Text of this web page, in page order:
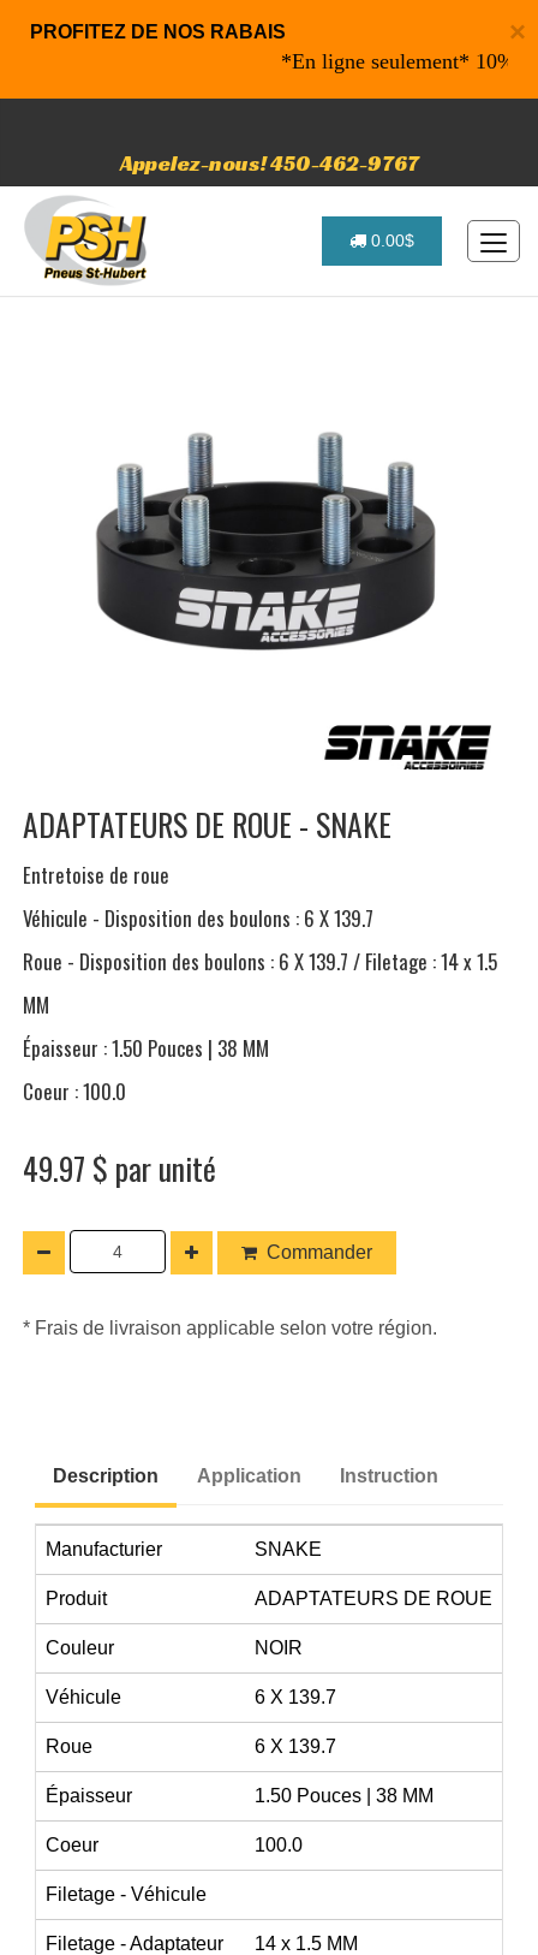
×
PROFITEZ DE NOS RABAIS
*En ligne seulement* 10% de
Appelez-nous! 450-462-9767
0.00$
ADAPTATEURS DE ROUE - SNAKE
Entretoise de roue
Véhicule - Disposition des boulons : 6 X 139.7
Roue - Disposition des boulons : 6 X 139.7 / Filetage : 14 x 1.5
MM
Épaisseur : 1.50 Pouces | 38 MM
Coeur : 100.0
49.97 $ par unité
Commander
* Frais de livraison applicable selon votre région.
Description Application Instruction
Manufacturier SNAKE
Produit ADAPTATEURS DE ROUE
Couleur NOIR
Véhicule 6 X 139.7
Roue 6 X 139.7
Épaisseur 1.50 Pouces | 38 MM
Coeur 100.0
Filetage - Véhicule
Filetage - Adaptateur 14 x 1.5 MM